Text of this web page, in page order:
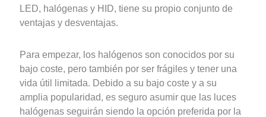
LED, halógenas y HID, tiene su propio conjunto de
ventajas y desventajas.
Para empezar, los halógenos son conocidos por su
bajo coste, pero también por ser frágiles y tener una
vida útil limitada. Debido a su bajo coste y a su
amplia popularidad, es seguro asumir que las luces
halógenas seguirán siendo la opción preferida por la